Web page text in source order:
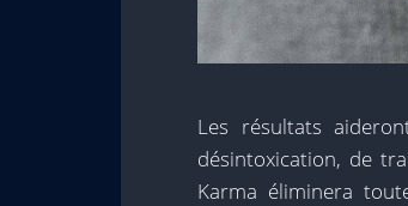
Les résultats
désintoxication, de
Karma éliminera